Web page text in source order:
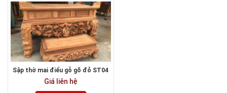
Sập thờ mai điểu gỗ gõ đỏ ST04
Giá liên hệ